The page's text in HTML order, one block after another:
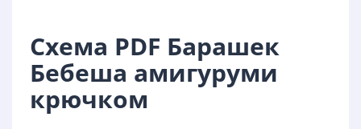
Схема PDF Барашек
Бебеша амигуруми
крючком